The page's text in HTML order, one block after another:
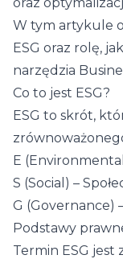
W tym artykule
ESG oraz rolę,
narzędzia
Co to jest ESG?
ESG to skrót,
E
S (Social) –
G (Governance)
Podstawy
Termin ESG